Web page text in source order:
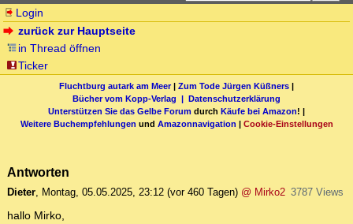
Login
zurück zur Hauptseite
in Thread öffnen
Ticker
Fluchtburg autark am Meer| Zum Tode Jürgen Küßners |
Bücher vom Kopp-Verlag | Datenschutzerklärung
Unterstützen Sie das Gelbe Forum durch Käufe bei Amazon! |
Weitere Buchempfehlungen und Amazonnavigation | Cookie-Einstellungen
Antworten
Dieter, Montag, 05.05.2025, 23:12 (vor 460 Tagen) @ Mirko2 3787 Views
hallo Mirko,